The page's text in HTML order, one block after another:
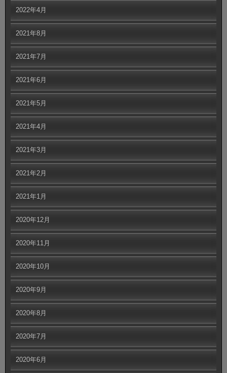
2022年4月
2021年8月
2021年7月
2021年6月
2021年5月
2021年4月
2021年3月
2021年2月
2021年1月
2020年12月
2020年11月
2020年10月
2020年9月
2020年8月
2020年7月
2020年6月